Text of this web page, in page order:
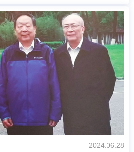
2024.06.28